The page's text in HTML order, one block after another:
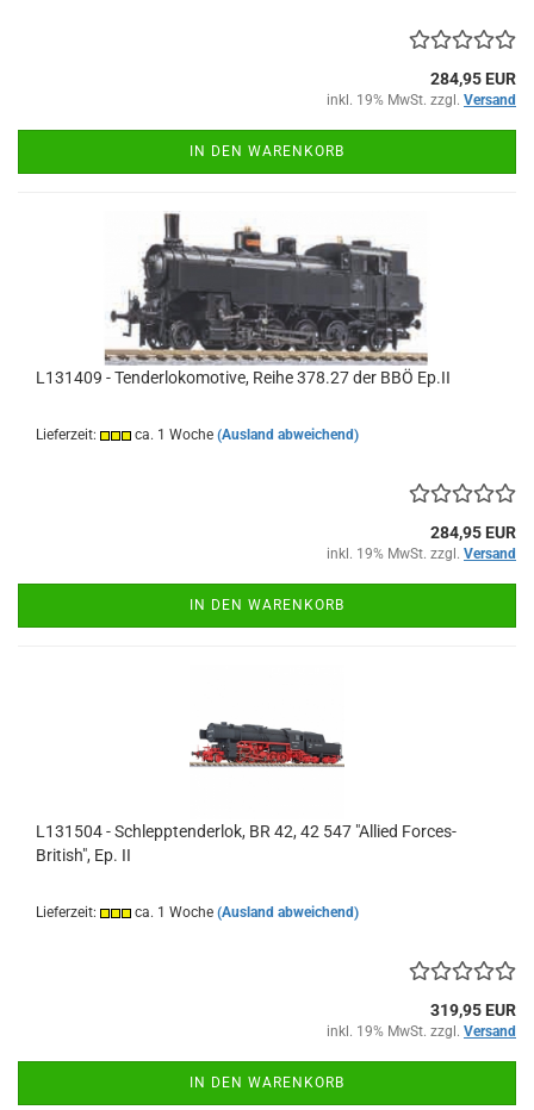
284,95 EUR
inkl. 19% MwSt. zzgl. Versand
IN DEN WARENKORB
L131409 - Tenderlokomotive, Reihe 378.27 der BBÖ Ep.II
Lieferzeit: ca. 1 Woche (Ausland abweichend)
284,95 EUR
inkl. 19% MwSt. zzgl. Versand
IN DEN WARENKORB
L131504 - Schlepptenderlok, BR 42, 42 547 "Allied Forces-
British", Ep. II
Lieferzeit: ca. 1 Woche (Ausland abweichend)
319,95 EUR
inkl. 19% MwSt. zzgl. Versand
IN DEN WARENKORB